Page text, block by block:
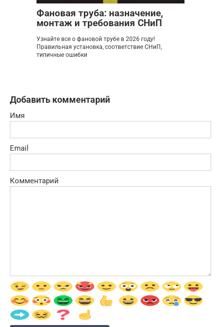
Фановая труба: назначение,
монтаж и требования СНиП
Узнайте все о фановой трубе в 2026 году!
Правильная установка, соответствие СНиП,
типичные ошибки
Добавить комментарий
Имя
Email
Комментарий